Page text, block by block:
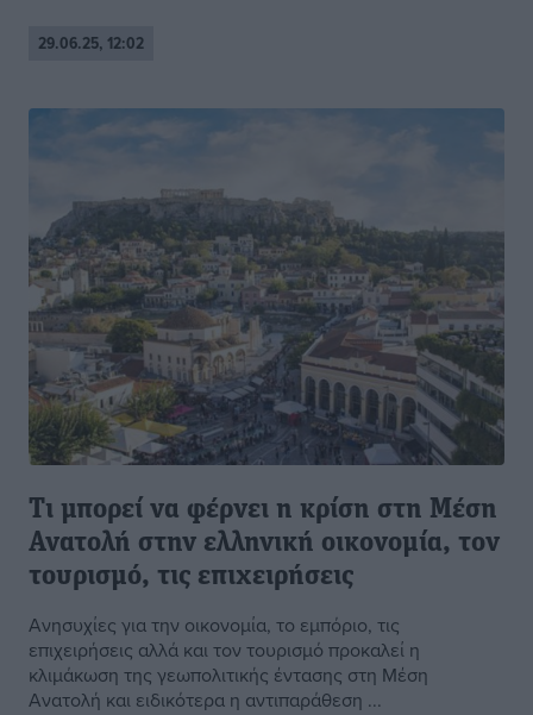
29.06.25, 12:02
Τι μπορεί να φέρνει η κρίση στη Μέση
Ανατολή στην ελληνική οικονομία, τον
τουρισμό, τις επιχειρήσεις
Ανησυχίες για την οικονομία, το εμπόριο, τις
επιχειρήσεις αλλά και τον τουρισμό προκαλεί η
κλιμάκωση της γεωπολιτικής έντασης στη Μέση
Ανατολή και ειδικότερα η αντιπαράθεση ...